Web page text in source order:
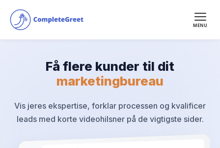
Få flere kunder til dit
marketingbureau
Vis jeres ekspertise, forklar processen og kvalificer
leads med korte videohilsner på de vigtigste sider.
MENU